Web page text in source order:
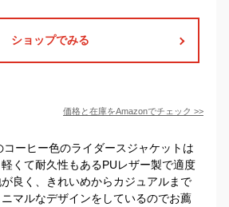
ショップでみる
価格と在庫をAmazonでチェック >>
コーヒー色のライダースジャケットは
くて耐久性もあるPUレザー製で適度
良く、きれいめからカジュアルまで
マルなデザインをしているのでお薦